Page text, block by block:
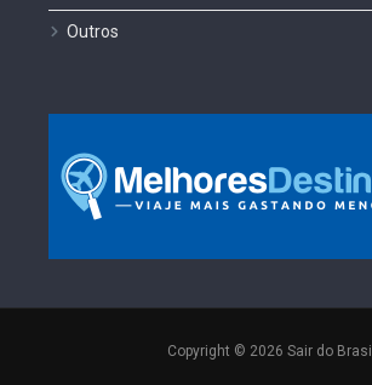
Outros
Copyright © 2026 Sair do Brasil